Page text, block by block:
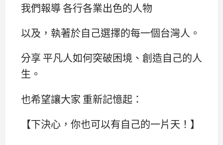
我們報導 各行各業出色的人物
以及，執著於自己選擇的每一個台灣人。
分享 平凡人如何突破困境、創造自己的人
生。
也希望讓大家 重新記憶起：
【下決心，你也可以有自己的一片天！】